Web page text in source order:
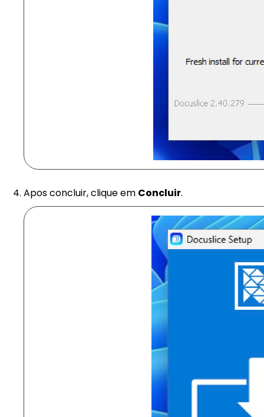
Apos concluir, clique em Concluir.